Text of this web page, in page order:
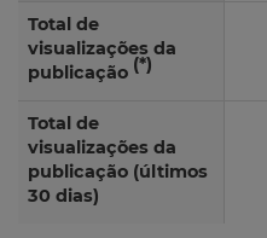
Total de
visualizações da
publicação (*)
Total de
visualizações da
publicação (últimos
30 dias)